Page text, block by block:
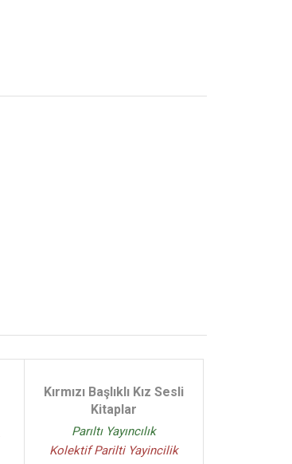
Kırmızı Başlıklı Kız Sesli
Kitaplar
Parıltı Yayıncılık
Kolektif Parilti Yayincilik